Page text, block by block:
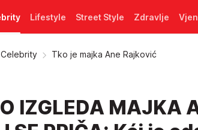
Lifestyle Street Style Zdravlje
Celebrity Tko je majka Ane Rajković
IZGLEDA MAJKA